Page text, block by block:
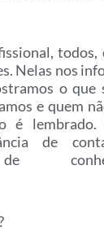
todos,
Nelas nos
o que
e quem
é lembrado.
de